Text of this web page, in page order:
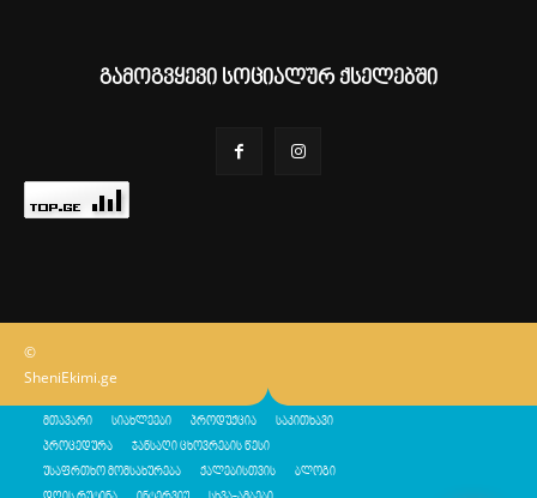
გამოგვყევი სოციალურ ქსელებში
©
SheniEkimi.ge
მთავარი სიახლეები პროდუქცია საკითხავი
პროცედურა ჯანსაღი ცხოვრების წესი
უსაფრთხო მომსახურება ქალებისთვის ბლოგი